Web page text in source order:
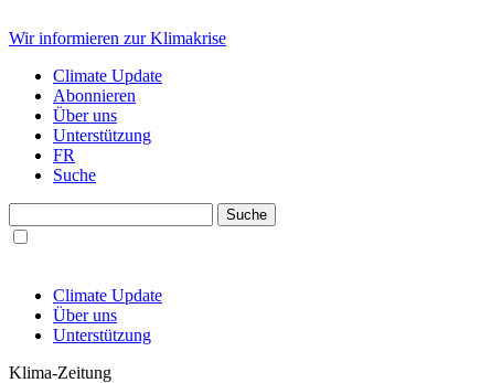
Wir informieren zur Klimakrise
Climate Update
Abonnieren
Über uns
Unterstützung
FR
Suche
Climate Update
Über uns
Unterstützung
Klima-Zeitung